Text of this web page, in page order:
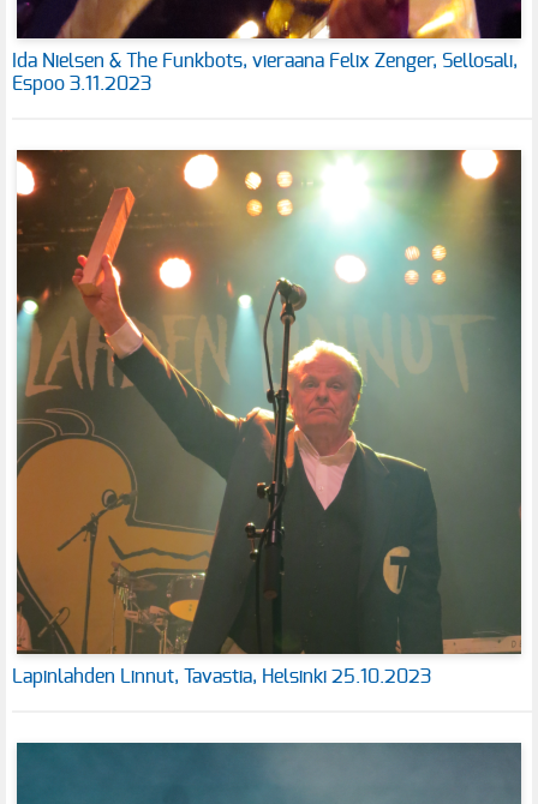
Ida Nielsen & The Funkbots, vieraana Felix Zenger, Sellosali,
Espoo 3.11.2023
Lapinlahden Linnut, Tavastia, Helsinki 25.10.2023